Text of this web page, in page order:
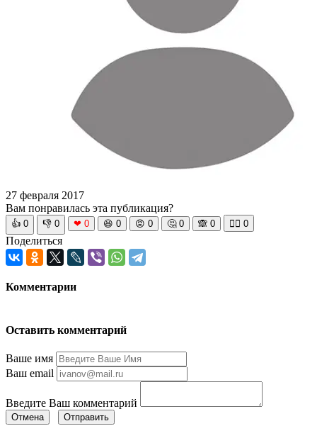
27 февраля 2017
Вам понравилась эта публикация?
👍 0 👎 0 ❤ 0 😆 0 😡 0 🤔 0 🙈 0 🧘‍♀️ 0
Поделиться
Комментарии
Оставить комментарий
Ваше имя
Ваш email
Введите Ваш комментарий
Отмена Отправить